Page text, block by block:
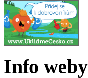
Info weby